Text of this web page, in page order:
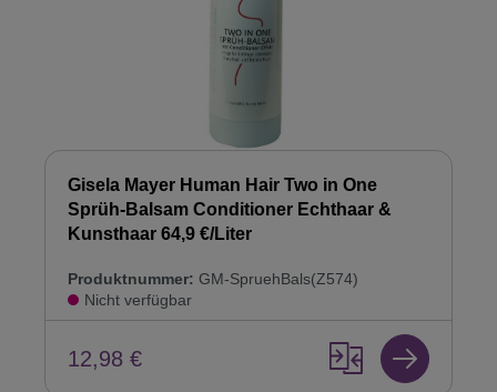
Gisela Mayer Human Hair Two in One
Sprüh-Balsam Conditioner Echthaar &
Kunsthaar 64,9 €/Liter
Produktnummer: GM-SpruehBals(Z574)
Nicht verfügbar
12,98 €